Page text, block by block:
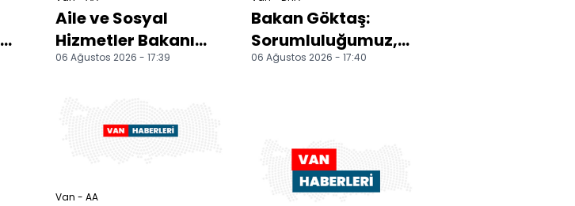
Aile ve Sosyal
Hizmetler Bakanı
Göktaş Van'da
06 Ağustos 2026 - 17:39
Bakan Göktaş:
Sorumluluğumuz,
huzurun, sosyal
06 Ağustos 2026 - 17:40
Van - AA